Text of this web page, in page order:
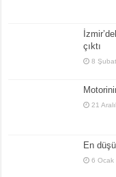
çıktı
8
21
En
6 Ocak